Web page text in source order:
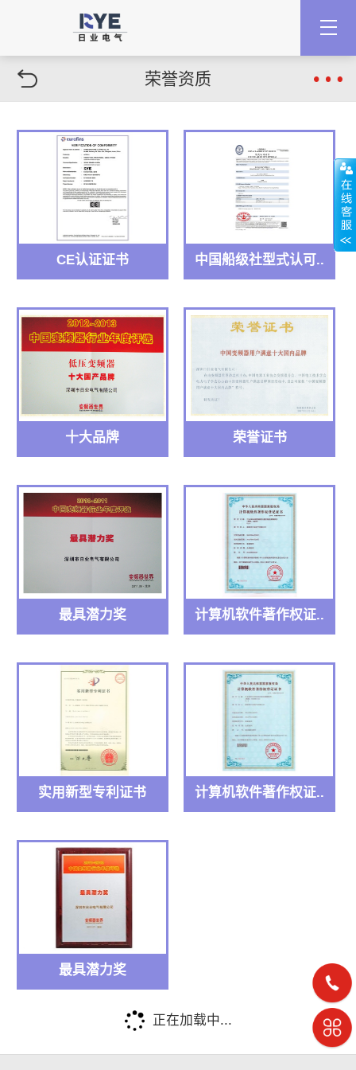
荣誉资质
CE认证证书 中国船级社型式认可..
十大品牌 荣誉证书
最具潜力奖 计算机软件著作权证..
实用新型专利证书 计算机软件著作权证..
最具潜力奖
正在加载中...